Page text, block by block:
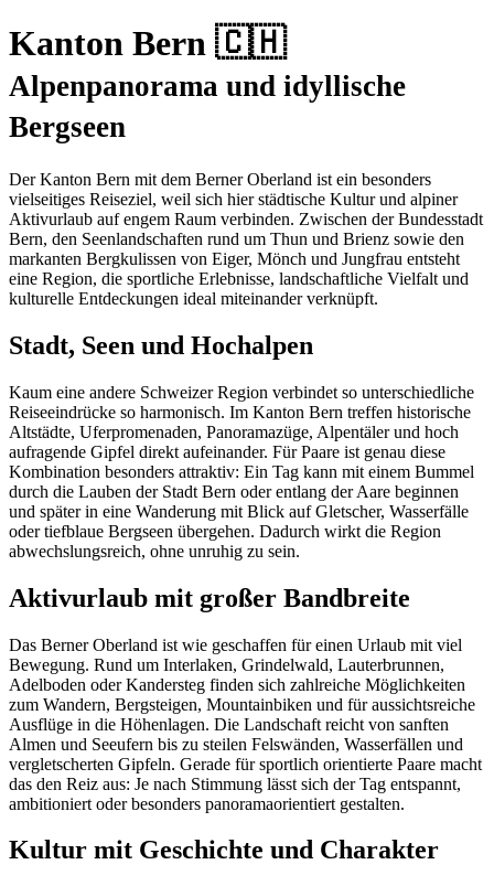
Kanton Bern 🇨🇭
Alpenpanorama und idyllische
Bergseen
Der Kanton Bern mit dem Berner Oberland ist ein besonders
vielseitiges Reiseziel, weil sich hier städtische Kultur und alpiner
Aktivurlaub auf engem Raum verbinden. Zwischen der Bundesstadt
Bern, den Seenlandschaften rund um Thun und Brienz sowie den
markanten Bergkulissen von Eiger, Mönch und Jungfrau entsteht
eine Region, die sportliche Erlebnisse, landschaftliche Vielfalt und
kulturelle Entdeckungen ideal miteinander verknüpft.
Stadt, Seen und Hochalpen
Kaum eine andere Schweizer Region verbindet so unterschiedliche
Reiseeindrücke so harmonisch. Im Kanton Bern treffen historische
Altstädte, Uferpromenaden, Panoramazüge, Alpentäler und hoch
aufragende Gipfel direkt aufeinander. Für Paare ist genau diese
Kombination besonders attraktiv: Ein Tag kann mit einem Bummel
durch die Lauben der Stadt Bern oder entlang der Aare beginnen
und später in eine Wanderung mit Blick auf Gletscher, Wasserfälle
oder tiefblaue Bergseen übergehen. Dadurch wirkt die Region
abwechslungsreich, ohne unruhig zu sein.
Aktivurlaub mit großer Bandbreite
Das Berner Oberland ist wie geschaffen für einen Urlaub mit viel
Bewegung. Rund um Interlaken, Grindelwald, Lauterbrunnen,
Adelboden oder Kandersteg finden sich zahlreiche Möglichkeiten
zum Wandern, Bergsteigen, Mountainbiken und für aussichtsreiche
Ausflüge in die Höhenlagen. Die Landschaft reicht von sanften
Almen und Seeufern bis zu steilen Felswänden, Wasserfällen und
vergletscherten Gipfeln. Gerade für sportlich orientierte Paare macht
das den Reiz aus: Je nach Stimmung lässt sich der Tag entspannt,
ambitioniert oder besonders panoramaorientiert gestalten.
Kultur mit Geschichte und Charakter